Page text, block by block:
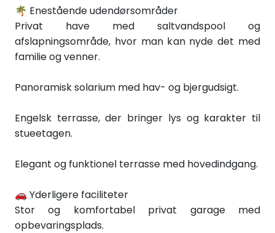
🌴 Enestående udendørsområder
Privat have med saltvandspool og
afslapningsområde, hvor man kan nyde det med
familie og venner.
Panoramisk solarium med hav- og bjergudsigt.
Engelsk terrasse, der bringer lys og karakter til
stueetagen.
Elegant og funktionel terrasse med hovedindgang.
🚗 Yderligere faciliteter
Stor og komfortabel privat garage med
opbevaringsplads.